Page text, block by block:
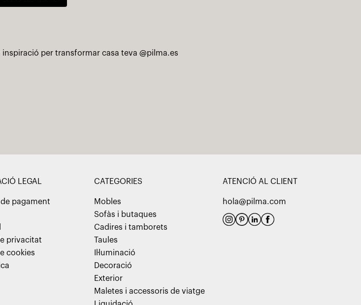
per transformar casa teva @pilma.es
LEGAL
pagament
privacitat
cookies
CATEGORIES
Mobles
Sofàs i butaques
Cadires i tamborets
Taules
Il·luminació
Decoració
Exterior
Maletes i accessoris de viatge
ATENCIÓ AL CLIENT
hola@pilma.com